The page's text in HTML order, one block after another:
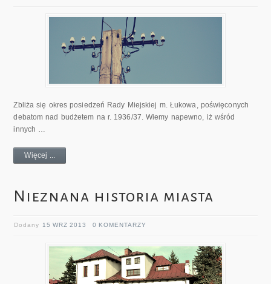
Zbliża się okres posiedzeń Rady Miejskiej m. Łukowa, poświęconych
debatom nad budżetem na r. 1936/37. Wiemy napewno, iż wśród
innych …
Więcej ...
Nieznana historia miasta
Dodany 15 WRZ 2013 0 KOMENTARZY